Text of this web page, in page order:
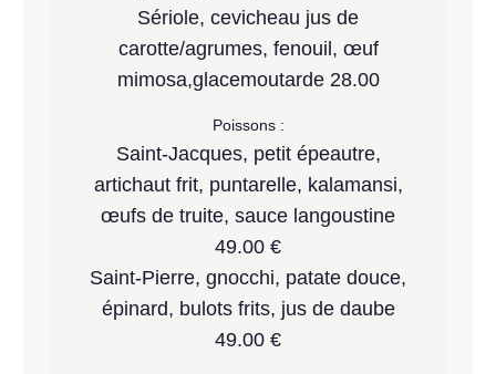
Sériole, cevicheau jus de
carotte/agrumes, fenouil, œuf
mimosa,glacemoutarde 28.00
Poissons :
Saint-Jacques, petit épeautre,
artichaut frit, puntarelle, kalamansi,
œufs de truite, sauce langoustine
49.00 €
Saint-Pierre, gnocchi, patate douce,
épinard, bulots frits, jus de daube
49.00 €